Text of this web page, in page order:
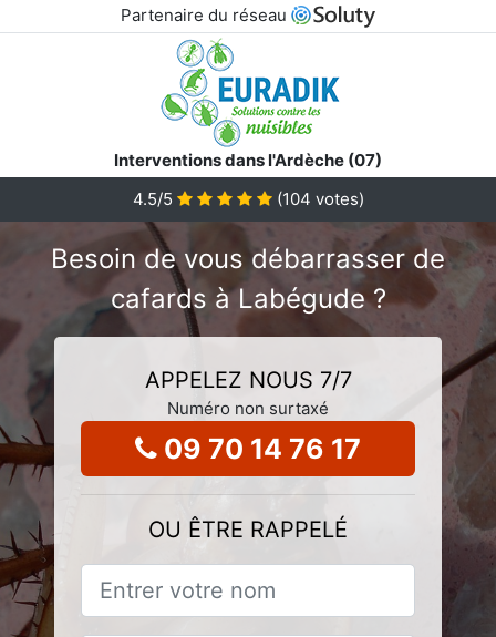
Partenaire du réseau
Interventions dans l'Ardèche (07)
4.5/5 (104 votes)
Besoin de vous débarrasser de
cafards à Labégude ?
APPELEZ NOUS 7/7
Numéro non surtaxé
09 70 14 76 17
OU ÊTRE RAPPELÉ